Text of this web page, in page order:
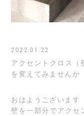
2022.01.22
アクセントクロス（
を変えてみませんか
おはようございます
壁を一部分でアクセ